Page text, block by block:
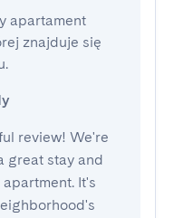
apartament
znajduje się
review! We're
great stay and
It's